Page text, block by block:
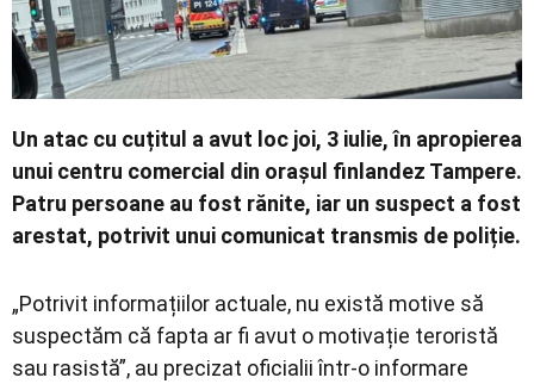
Contact
Un atac cu cuțitul a avut loc joi, 3 iulie, în apropierea
unui centru comercial din orașul finlandez Tampere.
Patru persoane au fost rănite, iar un suspect a fost
arestat, potrivit unui comunicat transmis de poliție.
„Potrivit informațiilor actuale, nu există motive să
suspectăm că fapta ar fi avut o motivație teroristă
sau rasistă”, au precizat oficialii într-o informare